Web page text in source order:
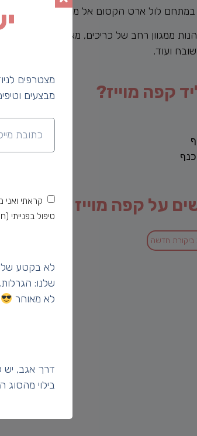
לול ארט הקסום אל מול נופה המרהיב של
ממגוון רחב של כריכים, מאפים בעבודת יד,
ועוד.
קפה מוייז?
על קפה מוייז
ביקורת חדשה
מצטרפים
מבצעים
קראתי
טיפול בפנייתי
לא בקטע של
שלנו:
לא מאוחר
דרך אגב,
בילוי מהסוג